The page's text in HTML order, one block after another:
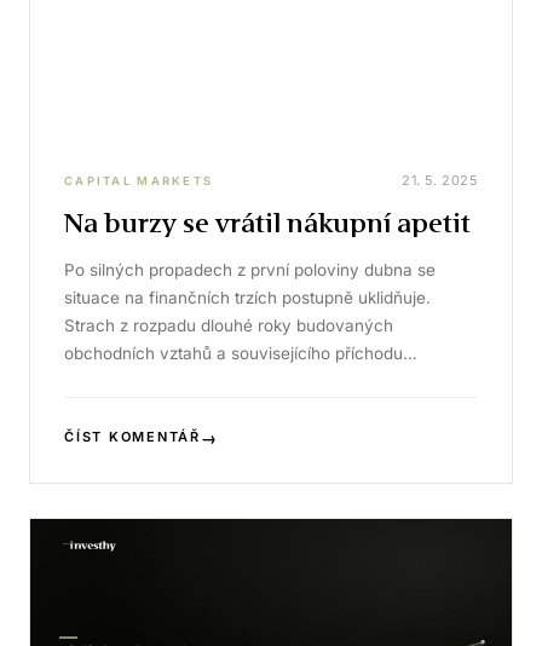
CAPITAL MARKETS 21. 5. 2025
Na burzy se vrátil nákupní apetit
Po silných propadech z první poloviny dubna se
situace na finančních trzích postupně uklidňuje.
Strach z rozpadu dlouhé roky budovaných
obchodních vztahů a souvisejícího příchodu…
ČÍST KOMENTÁŘ →